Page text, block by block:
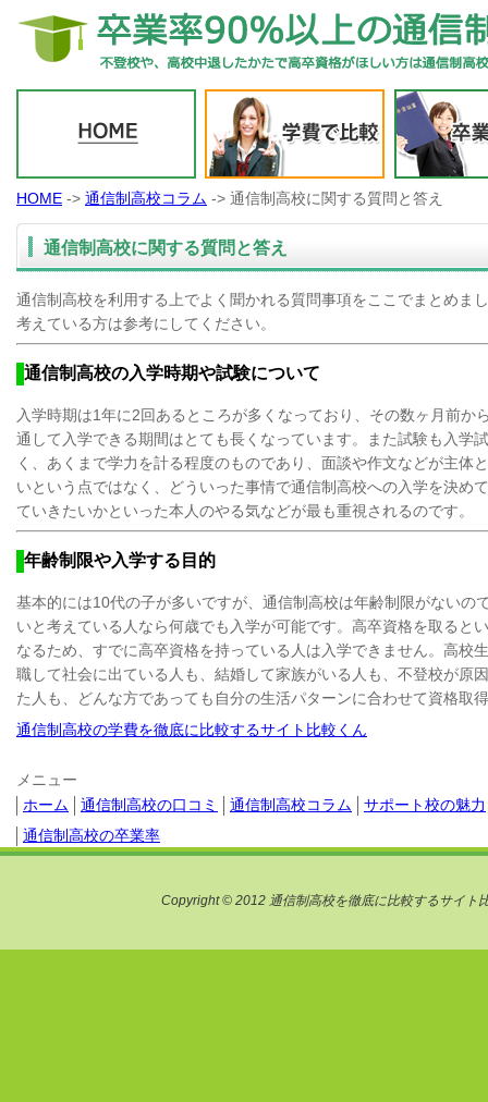
HOME -> 通信制高校コラム -> 通信制高校に関する質問と答え
通信制高校に関する質問と答え
通信制高校を利用する上でよく聞かれる質問事項をここでまとめま
考えている方は参考にしてください。
通信制高校の入学時期や試験について
入学時期は1年に2回あるところが多くなっており、その数ヶ月前か
通して入学できる期間はとても長くなっています。また試験も入学
く、あくまで学力を計る程度のものであり、面談や作文などが主体
いという点ではなく、どういった事情で通信制高校への入学を決め
ていきたいかといった本人のやる気などが最も重視されるのです。
年齢制限や入学する目的
基本的には10代の子が多いですが、通信制高校は年齢制限がないの
いと考えている人なら何歳でも入学が可能です。高卒資格を取ると
なるため、すでに高卒資格を持っている人は入学できません。高校
職して社会に出ている人も、結婚して家族がいる人も、不登校が原
た人も、どんな方であっても自分の生活パターンに合わせて資格取
通信制高校の学費を徹底に比較するサイト比較くん
メニュー
ホーム
通信制高校の口コミ 通信制高校コラム
サポート校の魅力
通信制高校の卒業率
Copyright © 2012 通信制高校を徹底に比較するサイト